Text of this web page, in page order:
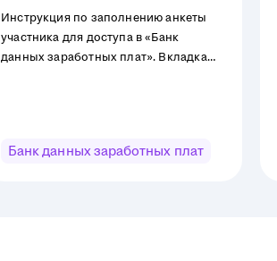
Инструкция по заполнению анкеты
участника для доступа в «Банк
данных заработных плат». Вкладка
Банк данных заработных плат